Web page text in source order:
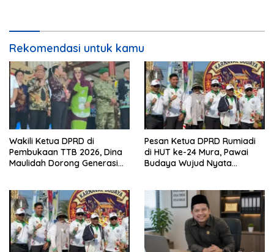
Rekomendasi untuk kamu
Wakili Ketua DPRD di
Pembukaan TTB 2026, Dina
Maulidah Dorong Generasi
Pesan Ketua DPRD Rumiadi
di HUT ke-24 Mura, Pawai
Budaya Wujud Nyata